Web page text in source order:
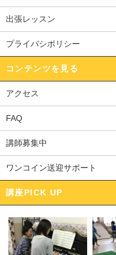
出張レッスン
プライバシポリシー
コンテンツを見る
アクセス
FAQ
講師募集中
ワンコイン送迎サポート
講座PICK UP